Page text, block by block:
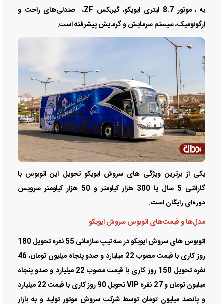
به ، موتور 8.7 لیتری ایویکو، گیربکس ZF، صندلی‌های راحت و
ارگونومیک، سیستم سرمایش و گرمایش پیشرفته است.
یکی از برترین ویژگی های سروش ایویکو تحویل این اتوبوس با
گارانتی 5 سال یا 300 هزار کیلومتر و 50 هزار کیلومتر سرویس
دوره‌ای رایگان است.
مدل‌ها و قیمت‌های اتوبوس سروش ایویکو
اتوبوس های سروش ایویکو در سه تیپ سازمانی 55 نفره تحویل 180
روز کاری با قیمت مصوب 22 میلیارد و صدو پنجاه میلیون تومان، 46
نفره تحویل 150 روز کاری با قیمت مصوب 22 میلیارد و صدو پنجاه
میلیون تومان و 27 نفره VIP تحویل 90 روز کاری با قیمت 22 میلیارد
و پانصد میلیون تومان توسط شرکت سروش موتور تولید و به بازار